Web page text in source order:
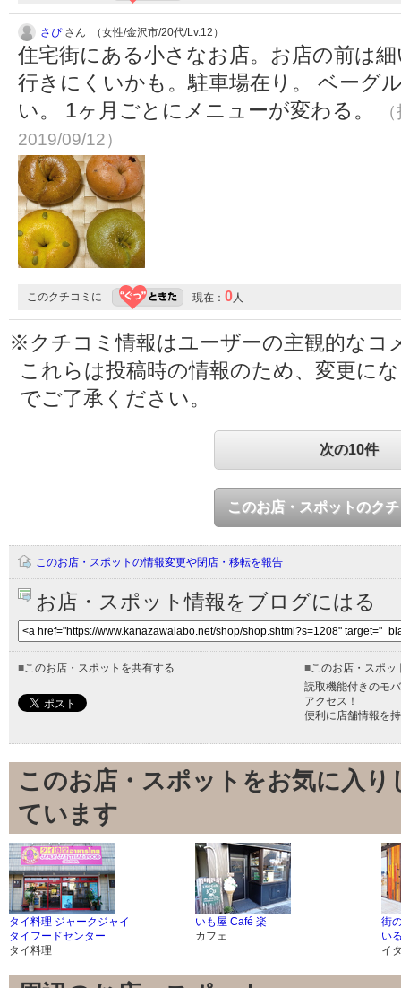
さぴさん （女性/金沢市/20代/Lv.12）
住宅街にある小さなお店。お店の前は
行きにくいかも。駐車場在り。 ベーグ
い。 1ヶ月ごとにメニューが変わる。
2019/09/12）
このクチコミに 現在： 0人
※クチコミ情報はユーザーの主観的なコ
これらは投稿時の情報のため、変更に
でご了承ください。
次の10件
このお店・スポットのク
このお店・スポットの情報変更や閉店・移転を報告
お店・スポット情報をブログにはる
■このお店・スポットを共有する ■このお店・スポッ
読取機能付きのモ
アクセス！
便利に店舗情報を
このお店・スポットをお気に入
ています
タイ料理 ジャークジャイ
タイフードセンター
タイ料理
いも屋 Café 楽
カフェ
街
い
イ